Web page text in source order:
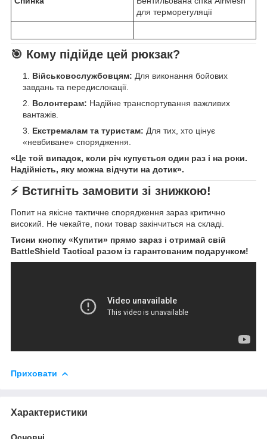
для терморегуляції
🎯 Кому підійде цей рюкзак?
Військовослужбовцям: Для виконання бойових
завдань та передислокації.
Волонтерам: Надійне транспортування важливих
вантажів.
Екстремалам та туристам: Для тих, хто цінує
«невбиване» спорядження.
«Це той випадок, коли річ купується один раз і на роки.
Надійність, яку можна відчути на дотик».
⚡ Встигніть замовити зі знижкою!
Попит на якісне тактичне спорядження зараз критично
високий. Не чекайте, поки товар закінчиться на складі.
Тисни кнопку «Купити» прямо зараз і отримай свій
BattleShield Tactical разом із гарантованим подарунком!
Приховати
Характеристики
Основні